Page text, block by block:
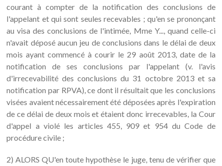
courant à compter de la notification des conclusions de
l'appelant et qui sont seules recevables ; qu'en se prononçant
au visa des conclusions de l'intimée, Mme Y..., quand celle-ci
n'avait déposé aucun jeu de conclusions dans le délai de deux
mois ayant commencé à courir le 29 août 2013, date de la
notification de ses conclusions par l'appelant (v. l'avis
d'irrecevabilité des conclusions du 31 octobre 2013 et sa
notification par RPVA), ce dont il résultait que les conclusions
visées avaient nécessairement été déposées après l'expiration
de ce délai de deux mois et étaient donc irrecevables, la Cour
d'appel a violé les articles 455, 909 et 954 du Code de
procédure civile ;
2) ALORS QU'en toute hypothèse le juge, tenu de vérifier que